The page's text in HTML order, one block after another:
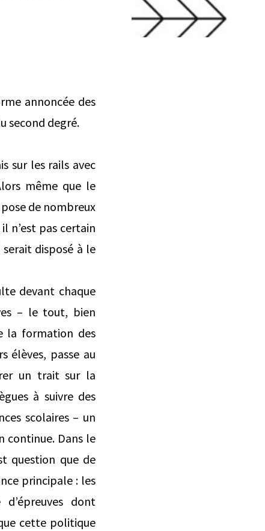
annoncée des
second degré.
sur les rails avec
même que le
de nombreux
n’est pas certain
disposé à le
devant chaque
– le tout, bien
la formation des
élèves, passe au
un trait sur la
à suivre des
scolaires – un
continue. Dans le
question que de
principale : les
dont
cette politique